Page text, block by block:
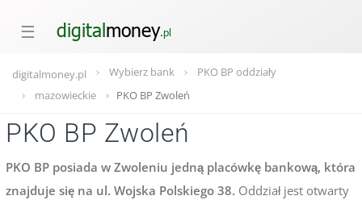
☰
digitalmoney.pl Wybierz bank
PKO BP oddziały
mazowieckie
PKO BP Zwoleń
PKO BP Zwoleń
PKO BP posiada w Zwoleniu jedną placówkę bankową, która
znajduje się na ul. Wojska Polskiego 38. Oddział jest otwarty